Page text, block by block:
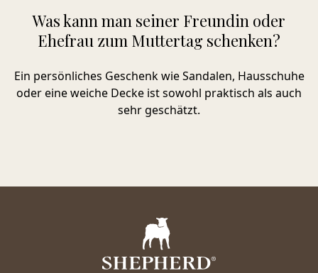
Was kann man seiner Freundin oder
Ehefrau zum Muttertag schenken?
Ein persönliches Geschenk wie Sandalen, Hausschuhe
oder eine weiche Decke ist sowohl praktisch als auch
sehr geschätzt.